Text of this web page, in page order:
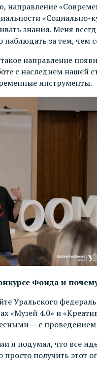
направление
знания. Меня
за тем,
направление
с наследием
инструменты.
Фонда и
Уральского
«Музей 4.0» и
— с проведением
я подумал, что все
просто получить